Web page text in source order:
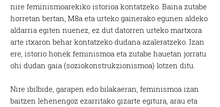
nire feminismoarekiko istorioa kontatzeko. Baina zutabe
horretan bertan, M8a eta urteko gainerako egunen aldeko
aldarria egiten nuenez, ez dut datorren urteko martxora
arte itxaron behar kontatzeko dudana azaleratzeko. Izan
ere, istorio honek feminismoa eta zutabe hauetan jorratu
ohi dudan gaia (soziokonstrukzionismoa) lotzen ditu.
Nire ibilbide, garapen edo bilakaeran, feminismoa izan
baitzen lehenengoz ezarritako gizarte egitura, arau eta